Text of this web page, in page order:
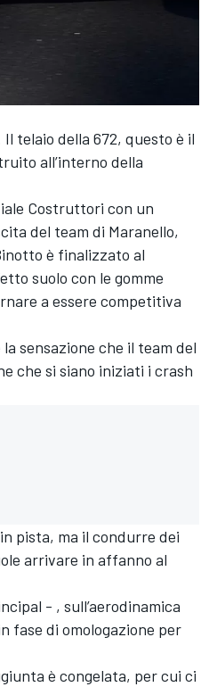
telaio della 672, questo è il
all’interno della
Costruttori con un
del team di Maranello,
è finalizzato al
suolo con le gomme
a essere competitiva
la sensazione che il team del
che si siano iniziati i crash
pista, ma il condurre dei
arrivare in affanno al
- , sull’aerodinamica
fase di omologazione per
è congelata, per cui ci